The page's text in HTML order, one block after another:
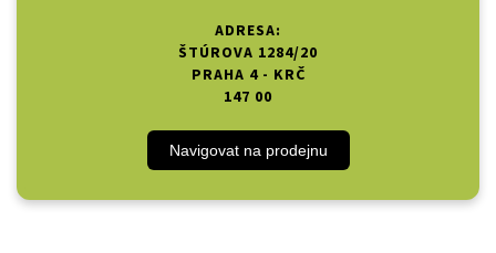
ADRESA:
ŠTÚROVA 1284/20
PRAHA 4 - KRČ
147 00
Navigovat na prodejnu